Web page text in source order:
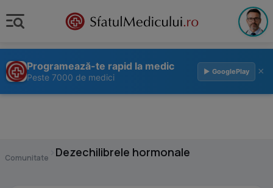
Programează-te rapid la medic
Peste 7000 de medici
▶ GooglePlay ×
Comunitate Dezechilibrele hormonale